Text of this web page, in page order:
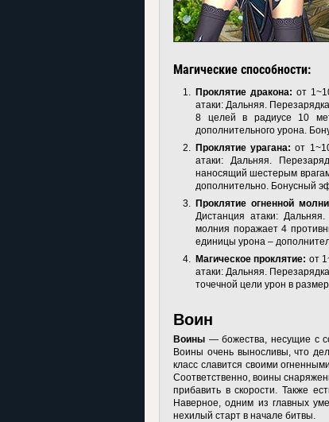
Магические способности:
Проклятие дракона: от
атаки: Дальняя.
8 целей в радиусе 10
дополнительного урона.
Проклятие урагана: от
атаки: Дальняя.
наносящий шестерым
дополнительно. Бонусный
Проклятие огненной
Дистанция атаки:
молния поражает 4
единицы урона –
Магическое проклятие: от
атаки: Дальняя.
точечной цели урон в
Воин
Воины — божества, несущие с
Воины очень выносливы, что
класс славится своими
Соответственно, воины
прибавить в скорости. Также
Наверное, одним из главных
нехилый старт в начале битвы.